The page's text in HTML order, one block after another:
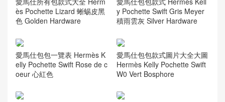
ès Pochette Lizard 蜥蜴皮黑
色 Golden Hardware
y Pochette Swift Gris Meyer
積雨雲灰 Silver Hardware
愛馬仕包包一覽表 Hermès K
elly Pochette Swift Rose de c
oeur 心紅色
愛馬仕包包款式圖片大全大圖
Hermès Kelly Pochette Swift
W0 Vert Bosphore